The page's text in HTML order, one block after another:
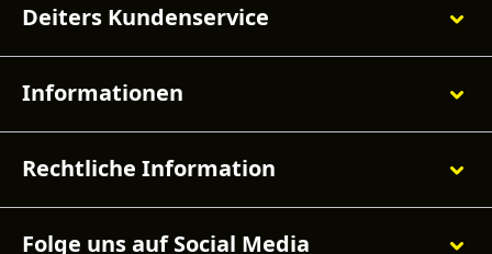
Deiters Kundenservice
Informationen
Rechtliche Information
Folge uns auf Social Media